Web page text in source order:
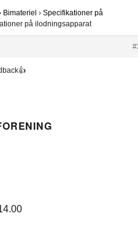
Bimateriel › Specifikationer på
på ilodningsapparat